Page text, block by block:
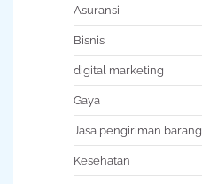
Asuransi
Bisnis
digital marketing
Gaya
Jasa pengiriman barang
Kesehatan